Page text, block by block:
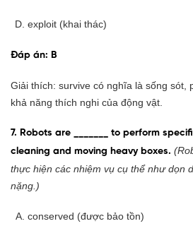
exploit (khai thác)
Đáp án: B
Giải thích: survive có nghĩa là sống sót,
khả năng thích nghi của động vật.
7. Robots are _______ to perform
cleaning and moving heavy boxes.
thực hiện các nhiệm vụ cụ thể như dọn
nặng.)
conserved (được bảo tồn)